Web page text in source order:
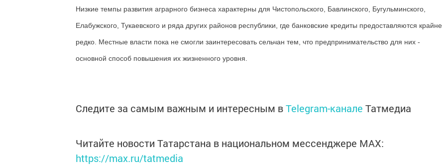
Низкие темпы развития аграрного бизнеса характерны для Чистопольского, Бавлинского, Бугульминского,
Елабужского, Тукаевского и ряда других районов республики, где банковские кредиты предоставляются крайне
редко. Местные власти пока не смогли заинтересовать сельчан тем, что предпринимательство для них -
основной способ повышения их жизненного уровня.
Следите за самым важным и интересным вTelegram-канале Татмедиа
Читайте новости Татарстана в национальном мессенджере MАХ:
https://max.ru/tatmedia